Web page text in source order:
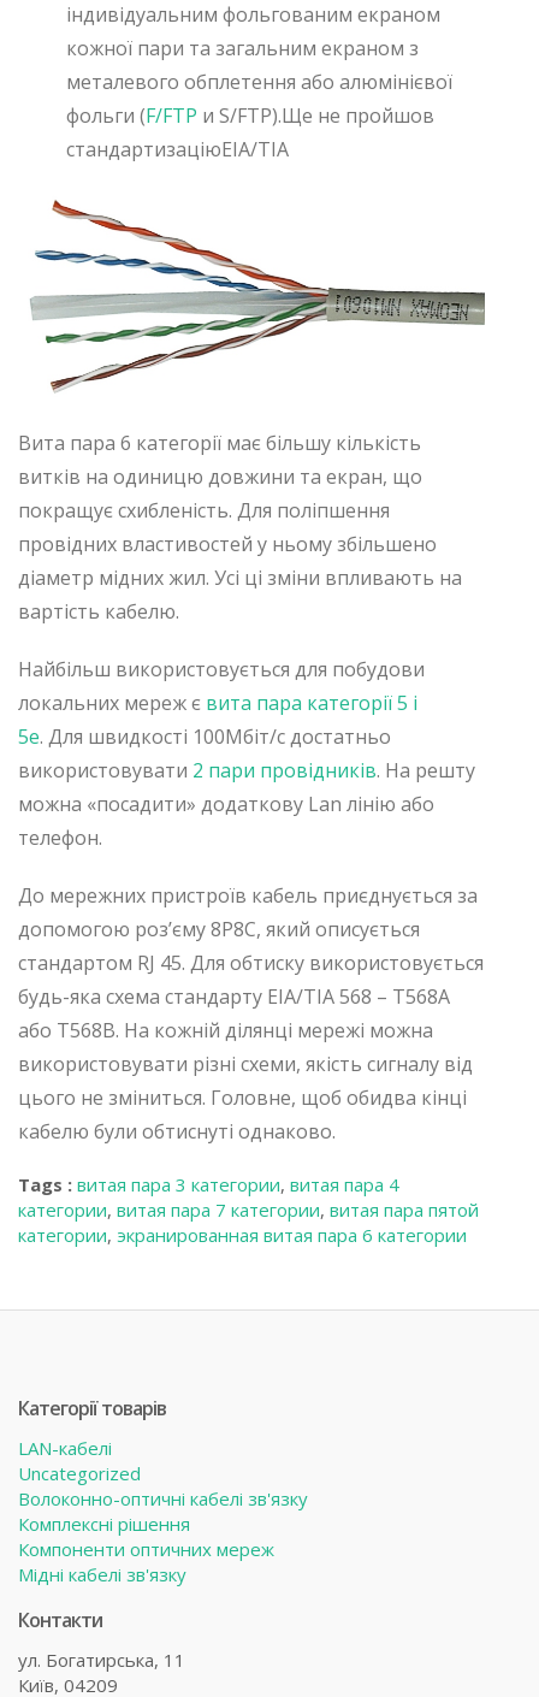
індивідуальним фольгованим екраном
кожної пари та загальним екраном з
металевого обплетення або алюмінієвої
фольги (F/FTP и S/FTP).Ще не пройшов
стандартизаціюEIA/TIA
Вита пара 6 категорії має більшу кількість
витків на одиницю довжини та екран, що
покращує схибленість. Для поліпшення
провідних властивостей у ньому збільшено
діаметр мідних жил. Усі ці зміни впливають на
вартість кабелю.
Найбільш використовується для побудови
локальних мереж є вита пара категорії 5 і
5е. Для швидкості 100Мбіт/с достатньо
використовувати 2 пари провідників. На решту
можна «посадити» додаткову Lan лінію або
телефон.
До мережних пристроїв кабель приєднується за
допомогою роз’єму 8P8C, який описується
стандартом RJ 45. Для обтиску використовується
будь-яка схема стандарту EIA/TIA 568 – T568A
або T568B. На кожній ділянці мережі можна
використовувати різні схеми, якість сигналу від
цього не зміниться. Головне, щоб обидва кінці
кабелю були обтиснуті однаково.
Tags : витая пара 3 категории, витая пара 4
категории, витая пара 7 категории, витая пара пятой
категории, экранированная витая пара 6 категории
Категорії товарів
LAN-кабелі
Uncategorized
Волоконно-оптичні кабелі зв'язку
Комплексні рішення
Компоненти оптичних мереж
Мідні кабелі зв'язку
Контакти
ул. Богатирська, 11
Київ, 04209